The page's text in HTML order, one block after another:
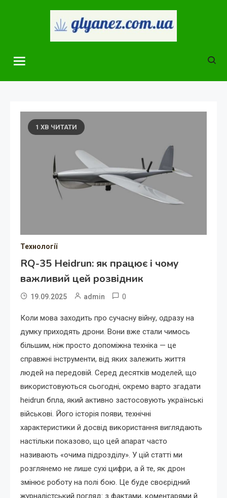
glyanez.com.ua
1 ХВ ЧИТАТИ
Технології
RQ-35 Heidrun: як працює і чому
важливий цей розвідник
19.09.2025 admin 0
Коли мова заходить про сучасну війну, одразу на
думку приходять дрони. Вони вже стали чимось
більшим, ніж просто допоміжна техніка — це
справжні інструменти, від яких залежить життя
людей на передовій. Серед десятків моделей, що
використовуються сьогодні, окремо варто згадати
heidrun бпла, який активно застосовують українські
військові. Його історія появи, технічні
характеристики й досвід використання виглядають
настільки показово, що цей апарат часто
називають «очима підрозділу». У цій статті ми
розглянемо не лише сухі цифри, а й те, як дрон
змінює роботу на полі бою. Це буде своєрідний
журналістський погляд: з фактами, коментарями й